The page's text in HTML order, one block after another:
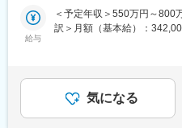
https://www.secom.co.jp/
か月で基礎研修、1年半で中
く研修をご用意しています。
・入社後研修詳細
期間：4泊5日
元請案件が中心のため、提
定義・設計・構築・運用ま
案件は自治体・教育・民需
想基盤などインフラ全体に
一人ひとりの裁量が大きく
給与
＜予定年収＞550万円～800
訳＞月額（基本給）：
(月額)は固定手当を含めた表
気になる